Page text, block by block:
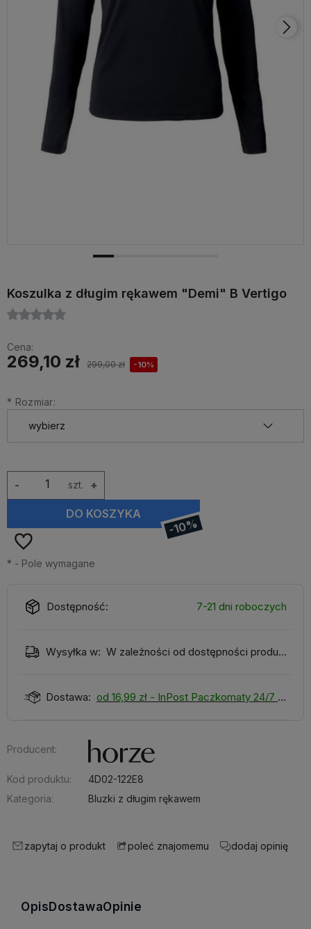
Koszulka z długim rękawem "Demi" B Vertigo
Cena:
269,10 zł 299,00 zł -10%
* Rozmiar:
szt. +
-
DO KOSZYKA
-10%
* - Pole wymagane
Dostępność: 7-21 dni roboczych
Wysyłka w: W zależności od dostępności produktu
Dostawa: od 16,99 zł - InPost Paczkomaty 24/7
Producent:
Kod produktu:
4D02-122E8
Kategoria:
Bluzki z długim rękawem
zapytaj o produkt poleć znajomemu dodaj opinię
OpisDostawaOpinie